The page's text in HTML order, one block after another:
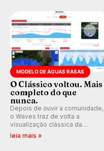
MODELO DE ÁGUAS RASAS
O Clássico voltou. Mais
completo do que
nunca.
Depois de ouvir a comunidade,
o Waves traz de volta a
visualização clássica da
previsão de águas rasas,
agora integrada à nova
leia mais »